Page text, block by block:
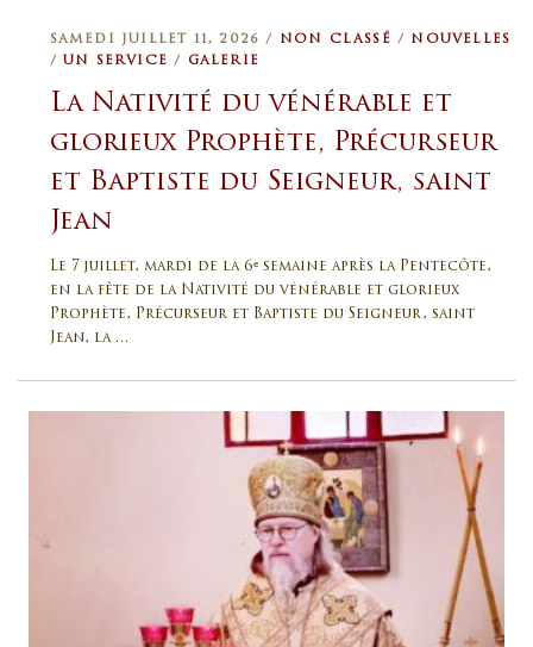
SAMEDI JUILLET 11, 2026 / NON CLASSÉ / NOUVELLES
/UN SERVICE / GALERIE
La Nativité du vénérable et
glorieux Prophète, Précurseur
et Baptiste du Seigneur, saint
Jean
Le 7 juillet, mardi de la 6ᵉ semaine après la Pentecôte,
en la fête de la Nativité du vénérable et glorieux
Prophète, Précurseur et Baptiste du Seigneur, saint
Jean, la …